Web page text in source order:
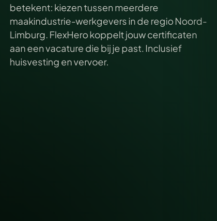
betekent: kiezen tussen meerdere
maakindustrie-werkgevers in de regio Noord-
Limburg. FlexHero koppelt jouw certificaten
aan een vacature die bij je past. Inclusief
huisvesting en vervoer.